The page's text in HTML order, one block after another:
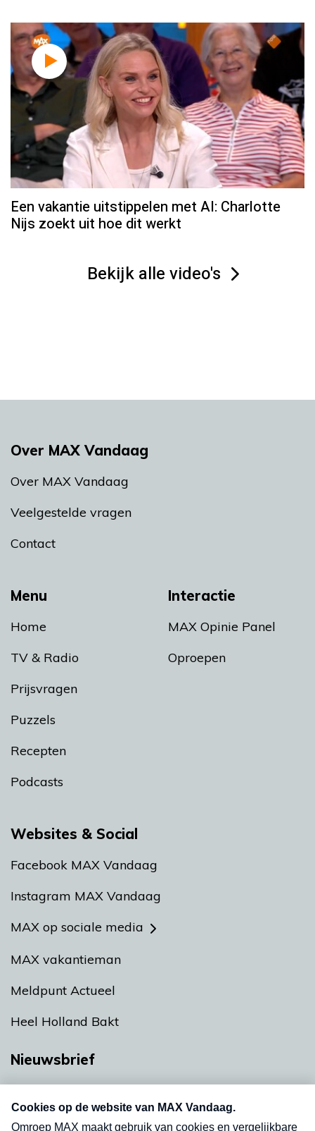
Een vakantie uitstippelen met AI: Charlotte
Nijs zoekt uit hoe dit werkt
Bekijk alle video's
Menu
Home
TV & Radio
Prijsvragen
Puzzels
Recepten
Podcasts
Interactie
MAX Opinie Panel
Oproepen
Over MAX Vandaag
Over MAX Vandaag
Veelgestelde vragen
Contact
Websites & Social
Facebook MAX Vandaag
Instagram MAX Vandaag
MAX op sociale media
MAX vakantieman
Meldpunt Actueel
Heel Holland Bakt
Nieuwsbrief
nieuwsbrief. Elke vrijdag- en dinsdagochtend in
uw mailbox.